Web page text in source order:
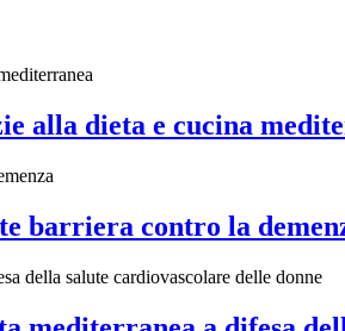
alla dieta e cucina
barriera contro la